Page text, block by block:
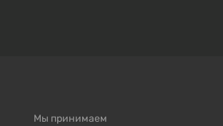
Мы принимаем